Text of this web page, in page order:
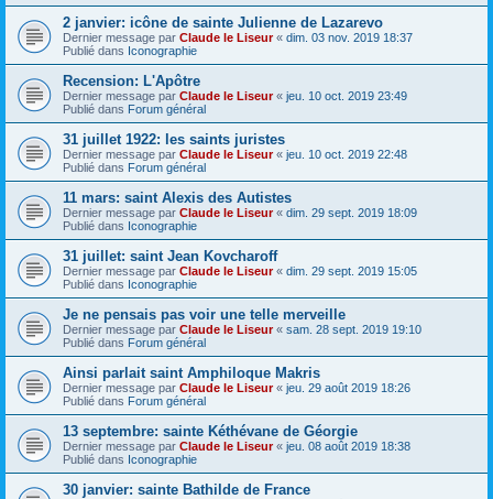
2 janvier: icône de sainte Julienne de Lazarevo
Dernier message par Claude le Liseur« dim. 03 nov. 2019 18:37
Publié dans Iconographie
Recension: L'Apôtre
Dernier message par Claude le Liseur« jeu. 10 oct. 2019 23:49
Publié dans Forum général
31 juillet 1922: les saints juristes
Dernier message par Claude le Liseur« jeu. 10 oct. 2019 22:48
Publié dans Forum général
11 mars: saint Alexis des Autistes
Dernier message par Claude le Liseur« dim. 29 sept. 2019 18:09
Publié dans Iconographie
31 juillet: saint Jean Kovcharoff
Dernier message par Claude le Liseur« dim. 29 sept. 2019 15:05
Publié dans Iconographie
Je ne pensais pas voir une telle merveille
Dernier message par Claude le Liseur« sam. 28 sept. 2019 19:10
Publié dans Forum général
Ainsi parlait saint Amphiloque Makris
Dernier message par Claude le Liseur« jeu. 29 août 2019 18:26
Publié dans Forum général
13 septembre: sainte Kéthévane de Géorgie
Dernier message par Claude le Liseur« jeu. 08 août 2019 18:38
Publié dans Iconographie
30 janvier: sainte Bathilde de France